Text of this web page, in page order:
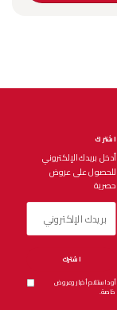
اشترك
أدخل بريدك الإلكتروني
للحصول على عروض
حصرية
اشترك
أود استلام أخبار وعروض
خاصة.